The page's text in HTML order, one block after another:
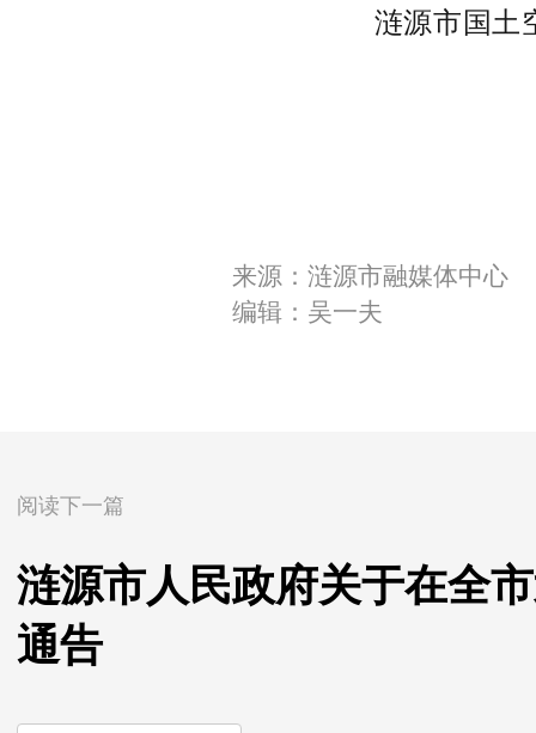
涟源市国土
来源：涟源市融媒体中心
编辑：吴一夫
阅读下一篇
涟源市人民政府关于在全
通告